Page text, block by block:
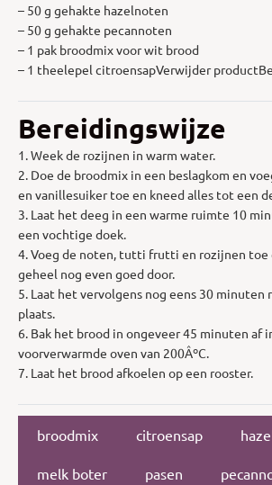
– 50 g gehakte hazelnoten
– 50 g gehakte pecannoten
– 1 pak broodmix voor wit brood
– 1 theelepel citroensapVerwijder
Bereidingswijze
1. Week de rozijnen in warm water.
2. Doe de broodmix in een beslagkom en
en vanillesuiker toe en kneed alles tot een
3. Laat het deeg in een warme ruimte 10
een vochtige doek.
4. Voeg de noten, tutti frutti en rozijnen toe
geheel nog even goed door.
5. Laat het vervolgens nog eens 30 minuten
plaats.
6. Bak het brood in ongeveer 45 minuten af
voorverwarmde oven van 200ÂºC.
7. Laat het brood afkoelen op een rooster.
broodmix citroensap
melk boter pasen